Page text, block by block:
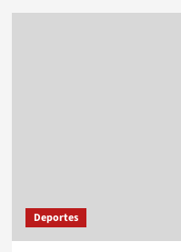
Deportes